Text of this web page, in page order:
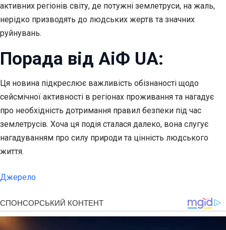
активних регіонів світу, де потужні землетруси, на жаль,
нерідко призводять до людських жертв та значних
руйнувань.
Порада від АіФ UA:
Ця новина підкреслює важливість обізнаності щодо
сейсмічної активності в регіонах проживання та нагадує
про необхідність дотримання правил безпеки під час
землетрусів. Хоча ця подія сталася далеко, вона слугує
нагадуванням про силу природи та цінність людського
життя.
Джерело